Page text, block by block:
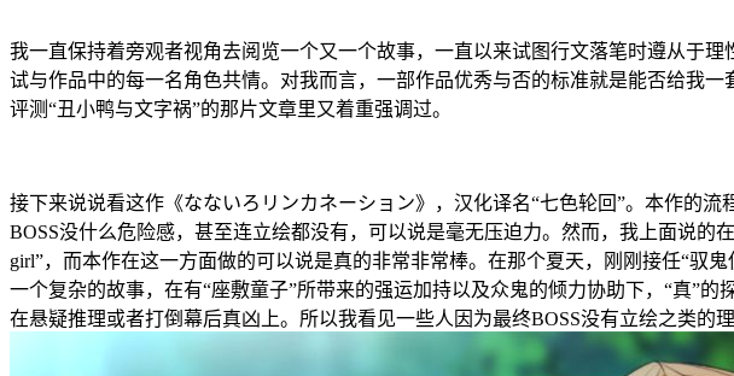
我一直保持着旁观者视角去阅览一个又一个故事，一直以来试图行文落笔时遵从于
试与作品中的每一名角色共情。对我而言，一部作品优秀与否的标准就是能否给我
评测“丑小鸭与文字祸”的那片文章里又着重强调过。
接下来说说看这作《なないろリンカネーション》，汉化译名“七色轮回”。本作的
BOSS没什么危险感，甚至连立绘都没有，可以说是毫无压迫力。然而，我上面说的
girl”，而本作在这一方面做的可以说是真的非常非常棒。在那个夏天，刚刚接任“驭
一个复杂的故事，在有“座敷童子”所带来的强运加持以及众鬼的倾力协助下，“真”
在悬疑推理或者打倒幕后真凶上。所以我看见一些人因为最终BOSS没有立绘之类的